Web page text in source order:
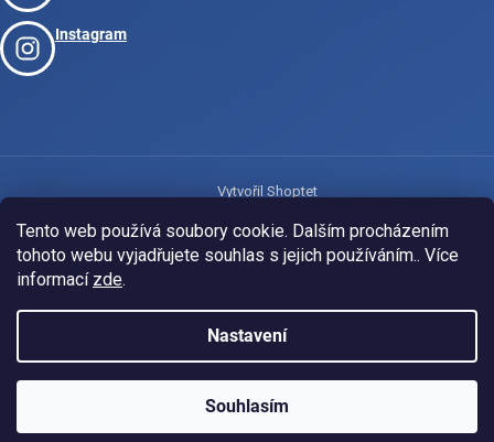
Tento web používá soubory cookie. Dalším procházením
tohoto webu vyjadřujete souhlas s jejich používáním.. Více
informací zde.
Nastavení
Souhlasím
Instagram
Vytvořil Shoptet
Copyright 2026www.josport.cz. Všechna práva vyhrazena.